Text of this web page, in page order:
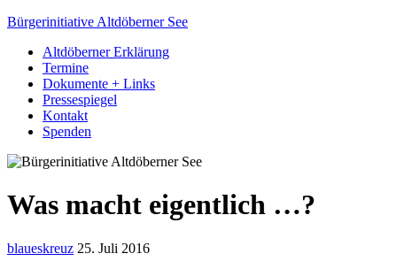
Bürgerinitiative Altdöberner See
Altdöberner Erklärung
Termine
Dokumente + Links
Pressespiegel
Kontakt
Spenden
Was macht eigentlich …?
blaueskreuz 25. Juli 2016